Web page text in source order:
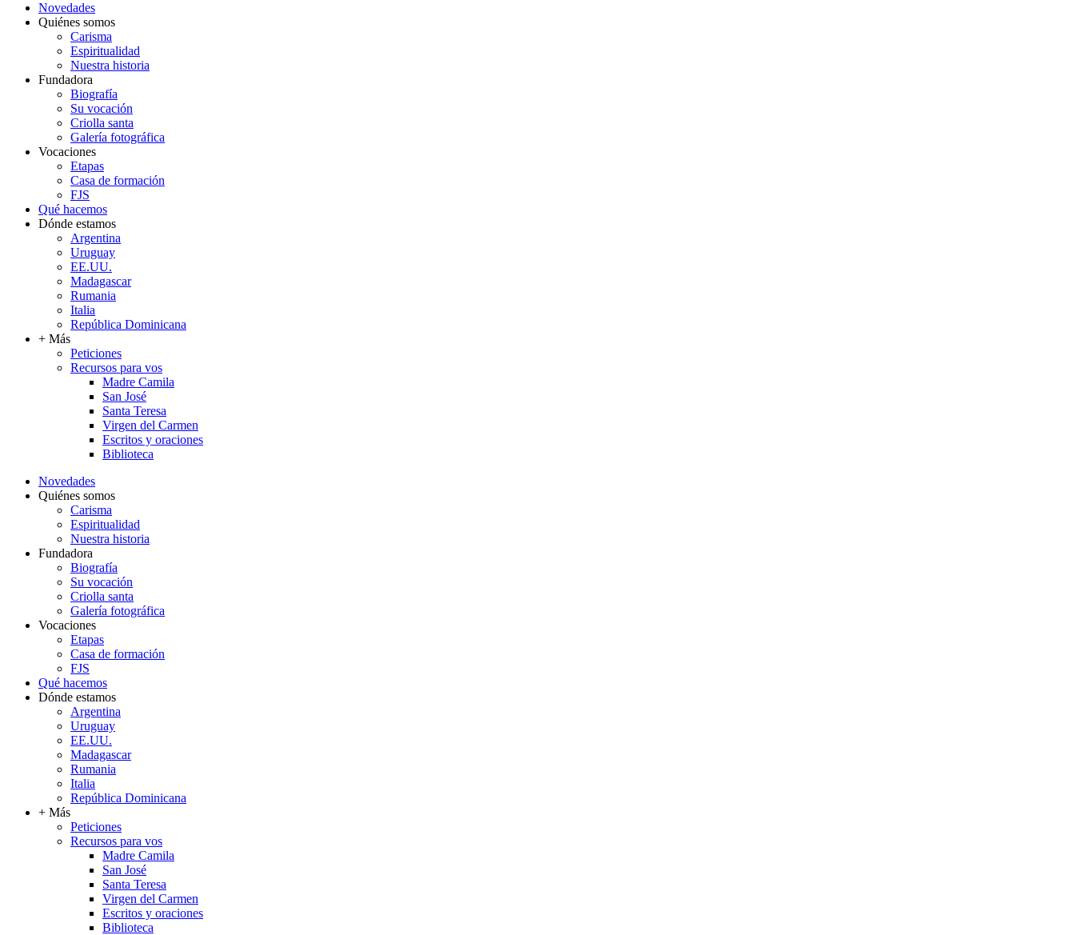
Novedades
Quiénes somos
Carisma
Espiritualidad
Nuestra historia
Fundadora
Biografía
Su vocación
Criolla santa
Galería fotográfica
Vocaciones
Etapas
Casa de formación
FJS
Qué hacemos
Dónde estamos
Argentina
Uruguay
EE.UU.
Madagascar
Rumania
Italia
República Dominicana
+ Más
Peticiones
Recursos para vos
Madre Camila
San José
Santa Teresa
Virgen del Carmen
Escritos y oraciones
Biblioteca
Novedades
Quiénes somos
Carisma
Espiritualidad
Nuestra historia
Fundadora
Biografía
Su vocación
Criolla santa
Galería fotográfica
Vocaciones
Etapas
Casa de formación
FJS
Qué hacemos
Dónde estamos
Argentina
Uruguay
EE.UU.
Madagascar
Rumania
Italia
República Dominicana
+ Más
Peticiones
Recursos para vos
Madre Camila
San José
Santa Teresa
Virgen del Carmen
Escritos y oraciones
Biblioteca